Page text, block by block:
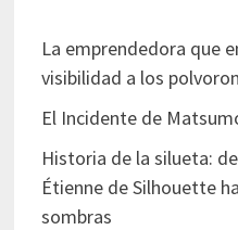
La emprendedora que
visibilidad a los
El Incidente de
Historia de la silueta:
Étienne de Silhouette
sombras